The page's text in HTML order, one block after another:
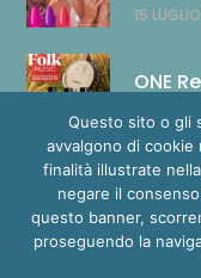
15
14
ONE
Copyright © 2020
Questo sito o gli
avvalgono di cookie
finalità illustrate
negare il
questo banner,
proseguendo la